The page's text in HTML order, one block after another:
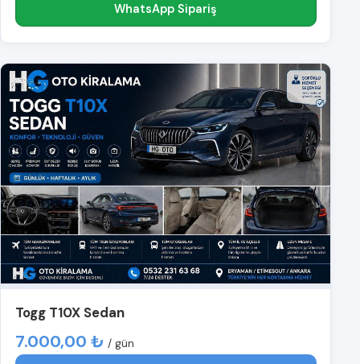
WhatsApp Sipariş
Togg T10X Sedan
7.000,00 ₺ / gün